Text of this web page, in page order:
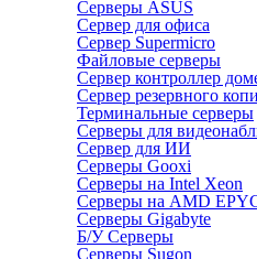
Серверы ASUS
Сервер для офиса
Сервер Supermicro
Файловые серверы
Сервер контроллер
Сервер резервного
Терминальные серверы
Серверы для
Сервер для ИИ
Серверы Gooxi
Серверы на Intel Xeon
Серверы на AMD
Серверы Gigabyte
Б/У Серверы
Серверы Sugon